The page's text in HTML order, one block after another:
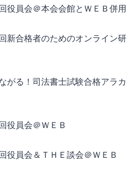
員会＠本会会館とＷＥＢ併用
合格者のためのオンライン研
法書士試験合格アラカ
員会＠ＷＥＢ
員会＆ＴＨＥ談会＠ＷＥＢ